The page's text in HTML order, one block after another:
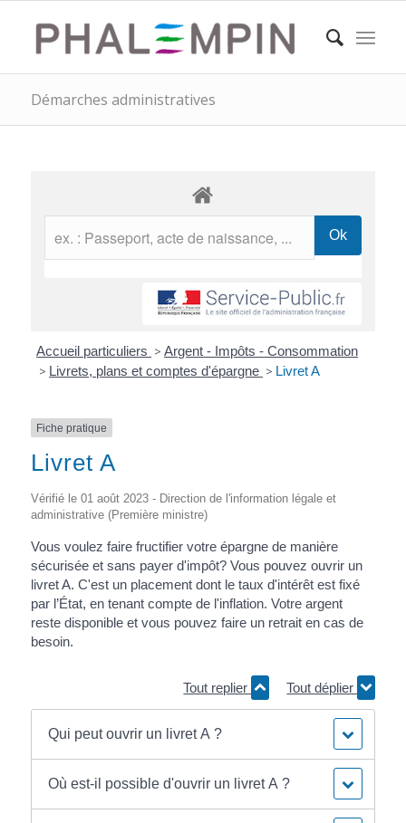
Démarches administratives
Accueil particuliers > Argent - Impôts - Consommation
> Livrets, plans et comptes d'épargne > Livret A
Fiche pratique
Livret A
Vérifié le 01 août 2023 - Direction de l'information légale et
administrative (Première ministre)
Vous voulez faire fructifier votre épargne de manière
sécurisée et sans payer d'impôt? Vous pouvez ouvrir un
livret A. C'est un placement dont le taux d'intérêt est fixé
par l’État, en tenant compte de l'inflation. Votre argent
reste disponible et vous pouvez faire un retrait en cas de
besoin.
Tout replier Tout déplier
Qui peut ouvrir un livret A ?
Où est-il possible d'ouvrir un livret A ?